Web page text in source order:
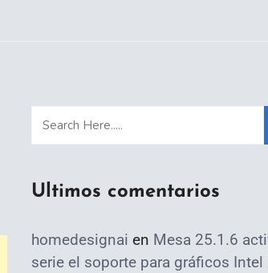
Ultimos comentarios
homedesignai en Mesa 25.1.6
serie el soporte para gráficos Intel